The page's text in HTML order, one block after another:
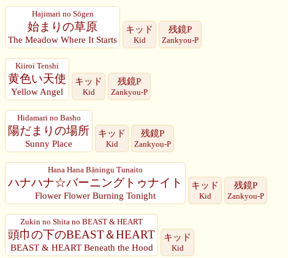
Hajimari no Sōgen
始まりの草原
The Meadow Where It Starts
キッド
Kid
残鏡P
Zankyou-P
Kiiroi Tenshi
黄色い天使
Yellow Angel
キッド
Kid
残鏡P
Zankyou-P
Hidamari no Basho
陽だまりの場所
Sunny Place
キッド
Kid
残鏡P
Zankyou-P
Hana Hana Bāningu Tunaito
ハナハナ☆バーニングトゥナイト
Flower Flower Burning Tonight
キッド
Kid
残鏡P
Zankyou-P
Zukin no Shita no BEAST & HEART
頭巾の下のBEAST＆HEART
BEAST & HEART Beneath the Hood
キッド
Kid